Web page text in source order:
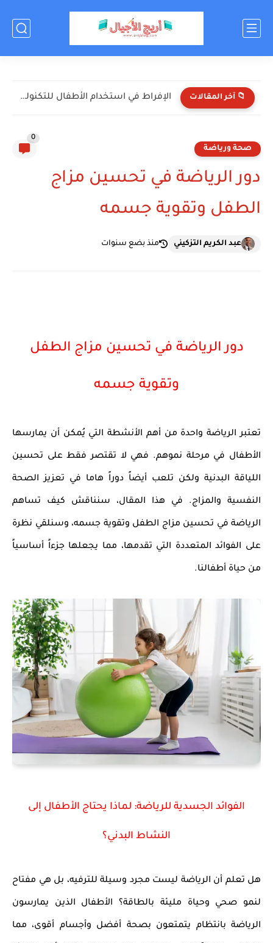
📁 آخر المقالات اختبر معلوماتك عن كرة القدم! (أسئلة ممتعة للأطفال)
صحة ورياضة
0
دور الرياضة في تحسين مزاج
الطفل وتقوية جسمه
عبد الكريم التزكيني منذ بضع سنوات
دور الرياضة في تحسين مزاج الطفل
وتقوية جسمه
تعتبر الرياضة واحدة من أهم الأنشطة التي يُمكن أن يمارسها
الأطفال في مرحلة نموهم. فهي لا تقتصر فقط على تحسين
اللياقة البدنية ولكن تلعب أيضاً دوراً هاما في تعزيز الصحة
النفسية والمزاج. في هذا المقال، سنناقش كيف تساهم
الرياضة في تحسين مزاج الطفل وتقوية جسمه، وسنلقي نظرة
على الفوائد المتعددة التي تقدمها، مما يجعلها جزءاً أساسياً
من حياة أطفالنا.
الفوائد الجسدية للرياضة: لماذا يحتاج الأطفال إلى
النشاط البدني؟
هل تعلم أن الرياضة ليست مجرد وسيلة للترفيه، بل هي مفتاح
لنمو صحي وحياة مليئة بالطاقة؟ الأطفال الذين يمارسون
الرياضة بانتظام يتمتعون بصحة أفضل وأجسام أقوى، مما